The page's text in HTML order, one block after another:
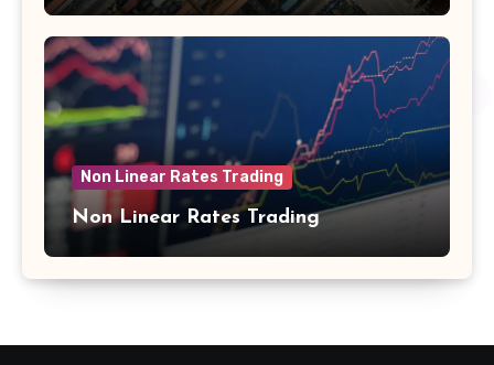
Non Linear Rates Trading
Non Linear Rates Trading